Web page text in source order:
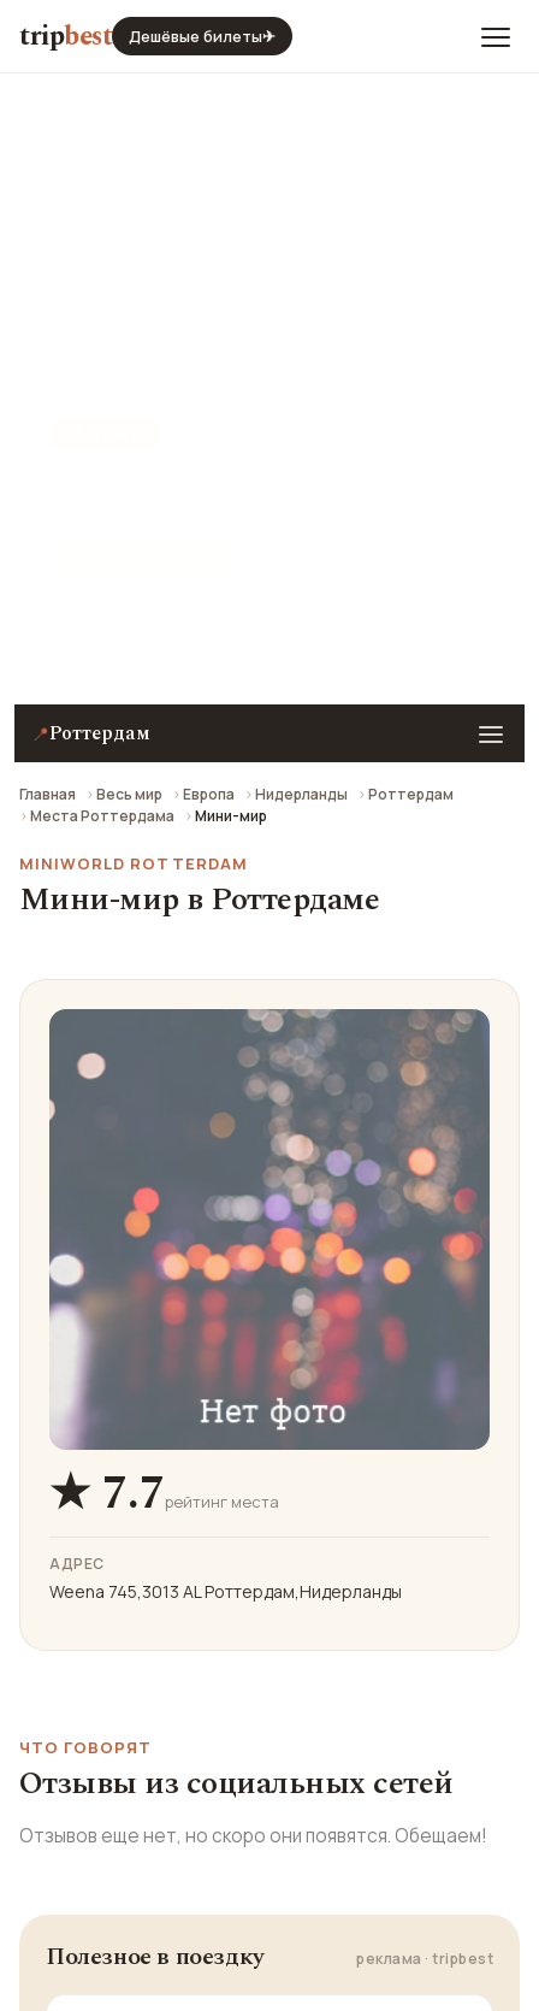
tripbest Дешёвые билеты✈
📍Роттердам
Главная Весь мир Европа Нидерланды
Роттердам
Места Роттердама
Мини-мир
MINIWORLD ROTTERDAM
Мини-мир в Роттердаме
★ 7.7рейтинг места
АДРЕС
Weena 745,3013 AL Роттердам,Нидерланды
ЧТО ГОВОРЯТ
Отзывы из социальных сетей
Отзывов еще нет, но скоро они появятся. Обещаем!
Полезное в поездку реклама · tripbest